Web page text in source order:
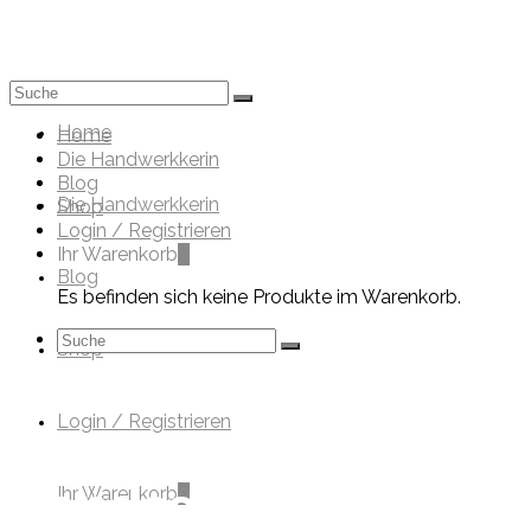
Home
Die Handwerkkerin
Blog
Shop
Login / Registrieren
Ihr Warenkorb0
Suche
Home
Die Handwerkkerin
Blog
Shop
Login / Registrieren
Ihr Warenkorb
Es befinden sich keine Produkte im Warenkorb.
Suche
nach:
Handschmuck